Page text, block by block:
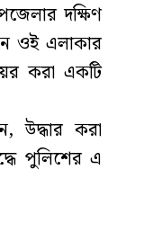
দক্ষিণ
ওই এলাকার
করা একটি
উদ্ধার করা
পুলিশের এ